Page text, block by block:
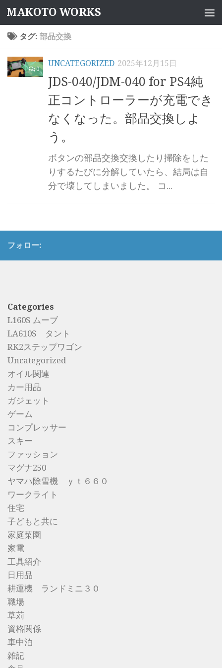
コンテンツへスキップ
MAKOTO WORKS
タグ: 部品交換
0
UNCATEGORIZED 2025年12月15日
JDS-040/JDM-040 for PS4純
正コントローラーが充電でき
なくなった。部品交換しよ
う。
ボタンの部品交換交換したり掃除をした
りするたびに分解していたら、結局は自
分で壊してしまいました。 コ...
フォロー:
Categories
L160S ムーブ
LA610S タント
RK2ステップワゴン
Uncategorized
オイル関連
カー用品
ガジェット
ゲーム
コンプレッサー
スキー
ファッション
マグナ250
ヤマハ除雪機 ｙｔ６６０
ワークライト
住宅
子どもと共に
家庭菜園
家電
工具紹介
日用品
耕運機 ランドミニ３０
職場
草苅
資格関係
車中泊
雑記